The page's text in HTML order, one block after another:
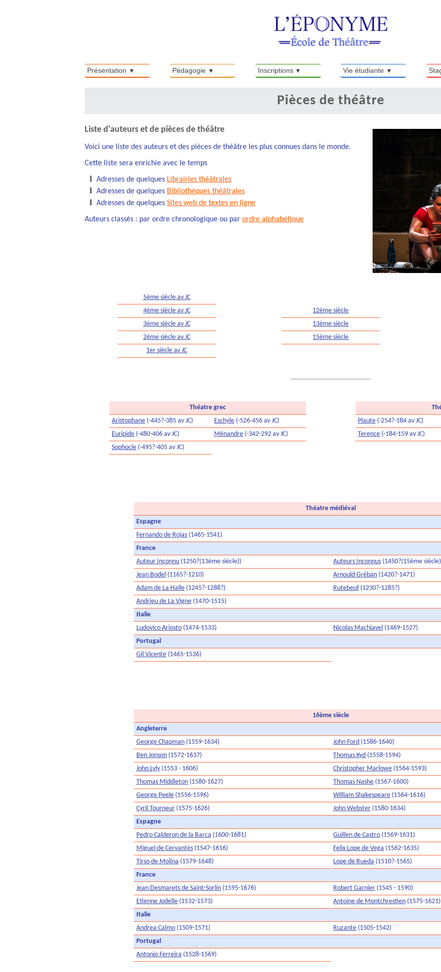
Présentation Pédagogie Inscriptions Vie étudiante
Pièces de théâtre
Liste d'auteurs et de pièces de théâtre
Voici une liste des auteurs et des pièces de théâtre les plus connues dans le monde.
Cette liste sera enrichie avec le temps
Adresses de quelques Librairies théâtrales
Adresses de quelques Bibliothèques théâtrales
Adresses de quelques Sites web de textes en ligne
Auteurs classés : par ordre chronologique ou par ordre alphabétique
5ème siècle av JC
4ème siècle av JC
3ème siècle av JC
2ème siècle av JC
1er siècle av JC
12ème siècle
13ème siècle
15ème siècle
Théatre grec
Aristophane (-445?-385 av JC) Eschyle (-526-456 av JC)
Euripide (-480-406 av JC) Ménandre (-342-292 av JC)
Sophocle (-495?-405 av JC)
Plaute (-254?-184 av JC)
Terence (-184-159 av JC)
Théatre médiéval
Espagne
Fernando de Rojas (1465-1541)
France
Auteur Inconnu (1250?(13ème siècle)) Auteurs Inconnus (1450?(15ème
Jean Bodel (1165?-1210) Arnould Gréban (1420?-1471)
Adam de La Halle (1245?-1288?) Rutebeuf(1230?-1285?)
Andrieu de La Vigne (1470-1515)
Italie
Ludovico Ariosto (1474-1533) Nicolas Machiavel (1469-1527)
Portugal
Gil Vicente (1465-1536)
16ème siècle
Angleterre
George Chapman (1559-1634) John Ford (1586-1640)
Ben Jonson (1572-1637) Thomas Kyd (1558-1594)
John Lyly (1553 - 1606) Christopher Marlowe (1564-1593)
Thomas Middleton (1580-1627) Thomas Nashe (1567-1600)
George Peele (1556-1596) William Shakespeare (1564-1616)
Cyril Tourneur (1575-1626) John Webster (1580-1634)
Espagne
Pedro Calderon de la Barca (1600-1681) Guillen de Castro (1569-1631)
Miguel de Cervantès (1547-1616) Felix Lope de Vega (1562-1635)
Tirso de Molina (1579-1648) Lope de Rueda (1510?-1565)
France
Jean Desmarets de Saint-Sorlin (1595-1676) Robert Garnier (1545 - 1590)
Etienne Jodelle (1532-1573) Antoine de Montchrestien (1575-1621)
Italie
Andrea Calmo (1509-1571) Ruzante (1505-1542)
Portugal
Antonio Ferreira (1528-1569)